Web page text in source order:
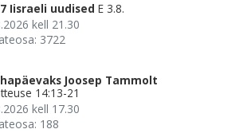
Iisraeli uudised E 3.8.
kell 21.30
3722
Joosep Tammolt
14:13-21
kell 17.30
188